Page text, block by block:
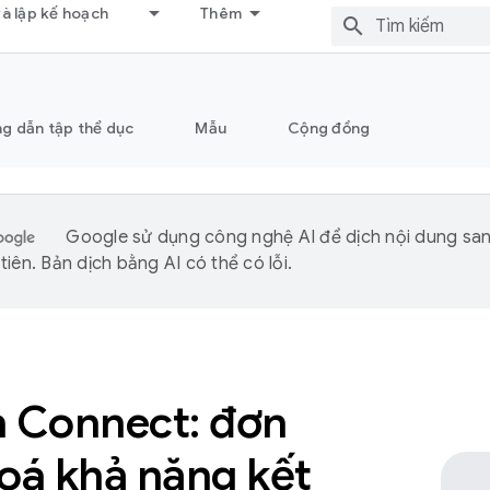
lập kế hoạch Thêm
dẫn tập thể dục Mẫu Cộng đồng
Google sử dụng công nghệ AI để dịch nội dung
Bản dịch bằng AI có thể có lỗi.
Connect: đơn
khả năng kết